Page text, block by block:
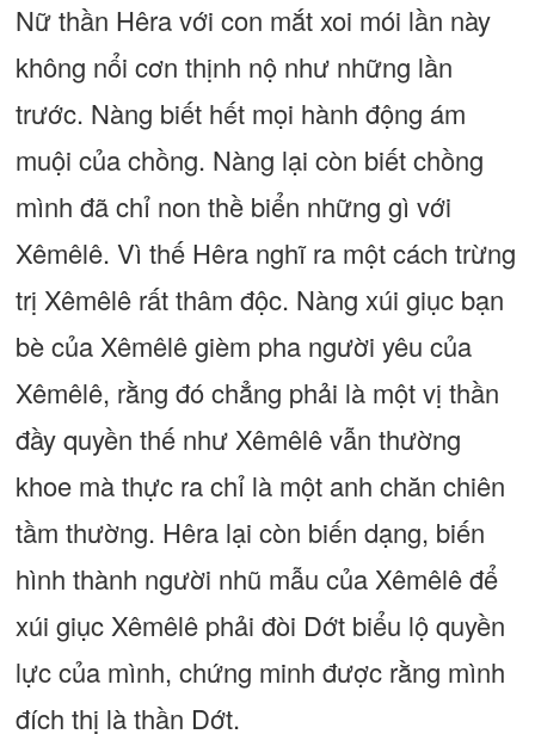
Nữ thần Hêra với con mắt xoi mói lần này
không nổi cơn thịnh nộ như những lần
trước. Nàng biết hết mọi hành động ám
muội của chồng. Nàng lại còn biết chồng
mình đã chỉ non thề biển những gì với
Xêmêlê. Vì thế Hêra nghĩ ra một cách trừng
trị Xêmêlê rất thâm độc. Nàng xúi giục bạn
bè của Xêmêlê gièm pha người yêu của
Xêmêlê, rằng đó chẳng phải là một vị thần
đầy quyền thế như Xêmêlê vẫn thường
khoe mà thực ra chỉ là một anh chăn chiên
tầm thường. Hêra lại còn biến dạng, biến
hình thành người nhũ mẫu của Xêmêlê để
xúi giục Xêmêlê phải đòi Dớt biểu lộ quyền
lực của mình, chứng minh được rằng mình
đích thị là thần Dớt.